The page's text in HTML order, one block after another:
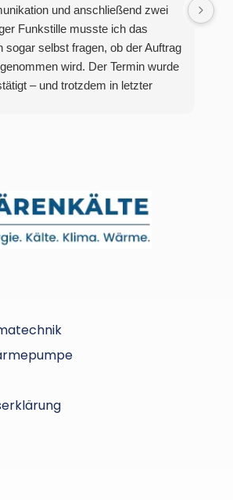
und anschließend zwei
Funkstille musste ich das
sogar selbst fragen, ob der Auftrag
wird. Der Termin wurde
– und trotzdem in letzter
sollte man sich verlassen
und Weise, wie das hier
war frustrierend,